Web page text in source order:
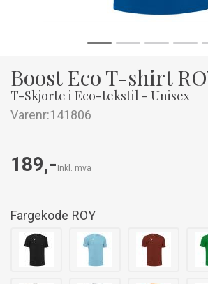
Boost Eco T-shirt
T-Skjorte i Eco-tekstil - Unisex
Varenr:141806
189,- Inkl. mva
Fargekode ROY